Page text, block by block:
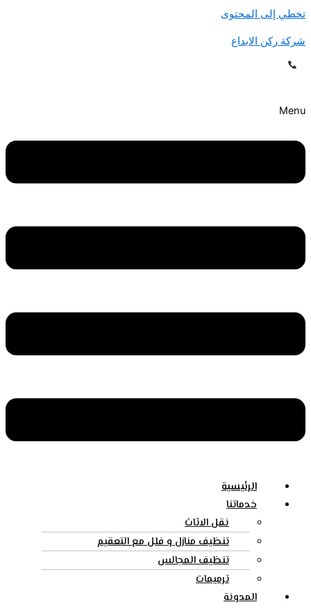
تخطي إلى المحتوى
شركة ركن الابداع
Menu
الرئيسية
خدماتنا
نقل الاثاث
تنظيف منازل و فلل مع التعقيم
تنظيف المجالس
ترميمات
المدونة